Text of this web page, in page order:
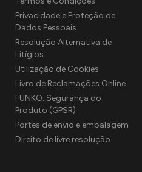
Privacidade e Proteção de
Dados Pessoais
Resolução Alternativa de
Litígios
Utilização de Cookies
Livro de Reclamações Online
FUNKO: Segurança do
Produto (GPSR)
Portes de envio e embalagem
Direito de livre resolução